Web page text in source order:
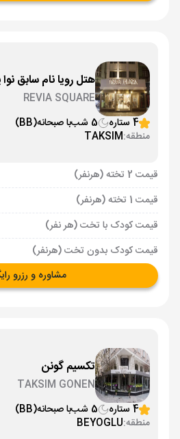
هتل رویا نام سابق نوا
REVIA SQUARE
4 ستاره
5 شب با صبحانه(BB)
منطقه:TAKSIM
قیمت 2 تخته (هرنفر)
قیمت 1 تخته (هرنفر)
قیمت کودک با تخت (هر نفر)
قیمت کودک بدون تخت (هرنفر)
مشاوره و رزرو
تکسیم گونن
TAKSIM GONEN
4 ستاره
5 شب با صبحانه(BB)
منطقه:BEYOGLU